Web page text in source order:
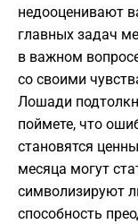
недооценивают
главных задач
в важном
со своими
Лошади
поймете, что
становятся
месяца могут
символизируют
способность